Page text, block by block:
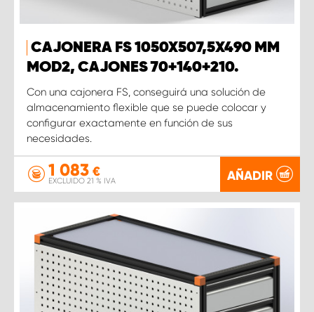
CAJONERA FS 1050X507,5X490 MM
MOD2, CAJONES 70+140+210.
Con una cajonera FS, conseguirá una solución de
almacenamiento flexible que se puede colocar y
configurar exactamente en función de sus
necesidades.
1 083 €
EXCLUIDO 21 % IVA AÑADIR